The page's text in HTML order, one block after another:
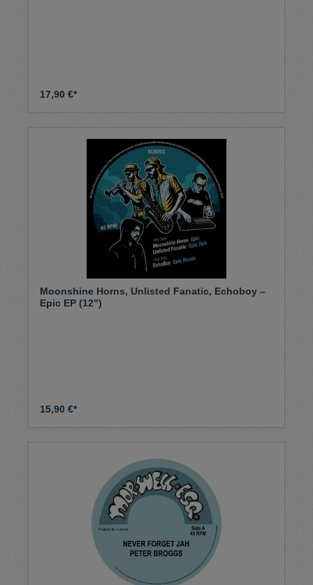
17,90 €*
Moonshine Horns, Unlisted Fanatic, Echoboy –
Epic EP (12")
15,90 €*